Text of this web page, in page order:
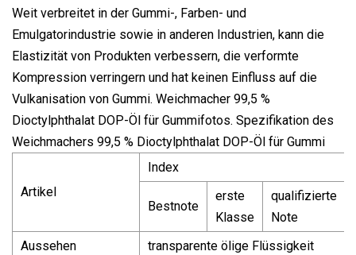
Weit verbreitet in der Gummi-, Farben- und
Emulgatorindustrie sowie in anderen Industrien, kann die
Elastizität von Produkten verbessern, die verformte
Kompression verringern und hat keinen Einfluss auf die
Vulkanisation von Gummi. Weichmacher 99,5 %
Dioctylphthalat DOP-Öl für Gummifotos. Spezifikation des
Weichmachers 99,5 % Dioctylphthalat DOP-Öl für Gummi
Artikel
Index
Bestnote
erste
Klasse
qualifizierte
Note
Aussehen
transparente ölige Flüssigkeit